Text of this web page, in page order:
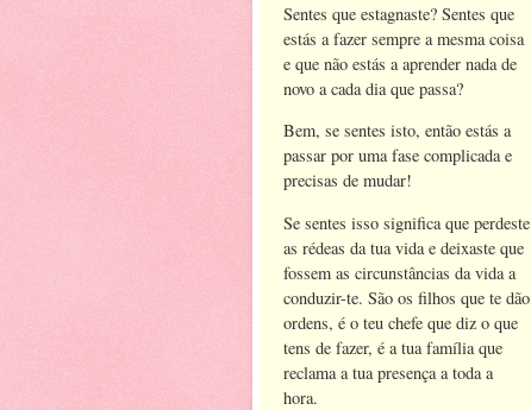
Sentes que estagnaste? Sentes que
estás a fazer sempre a mesma coisa
e que não estás a aprender nada de
novo a cada dia que passa?
Bem, se sentes isto, então estás a
passar por uma fase complicada e
precisas de mudar!
Se sentes isso significa que perdeste
as rédeas da tua vida e deixaste que
fossem as circunstâncias da vida a
conduzir-te. São os filhos que te dão
ordens, é o teu chefe que diz o que
tens de fazer, é a tua família que
reclama a tua presença a toda a
hora.